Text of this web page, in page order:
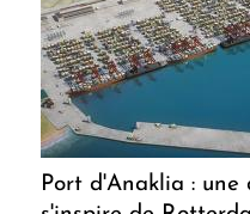
Port d'Anaklia :